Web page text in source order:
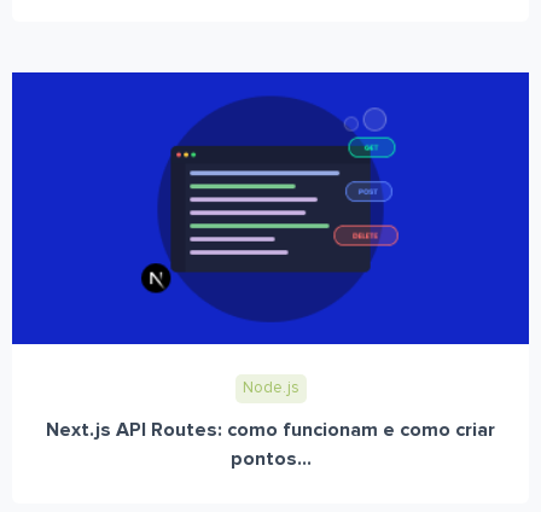
Node.js
Next.js API Routes: como funcionam e como criar
pontos...